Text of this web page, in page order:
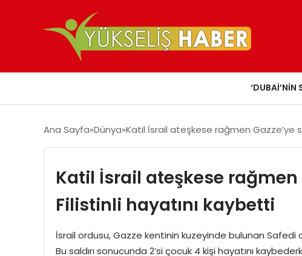
‘DUBAI’NIN
Ana Sayfa Dünya Katil İsrail ateşkese rağmen Gazze’ye
Katil İsrail ateşkese rağmen
Filistinli hayatını kaybetti
İsrail ordusu, Gazze kentinin kuzeyinde bulunan
Bu saldırı sonucunda 2’si çocuk 4 kişi hayatını